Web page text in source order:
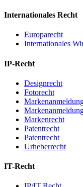
Internationales Recht
Europarecht
Internationales
IP-Recht
Designrecht
Fotorecht
Markenrecht
Patentrecht
Patentrecht
Urheberrecht
IT-Recht